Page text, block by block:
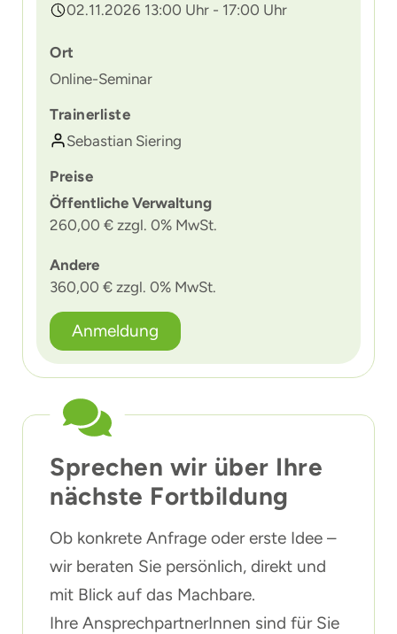
02.11.2026 13:00 Uhr - 17:00 Uhr
Ort
Online-Seminar
Trainerliste
Sebastian Siering
Preise
Öffentliche Verwaltung
260,00 € zzgl. 0% MwSt.
Andere
360,00 € zzgl. 0% MwSt.
Anmeldung
Sprechen wir über Ihre
nächste Fortbildung
Ob konkrete Anfrage oder erste Idee –
wir beraten Sie persönlich, direkt und
mit Blick auf das Machbare.
Ihre AnsprechpartnerInnen sind für Sie